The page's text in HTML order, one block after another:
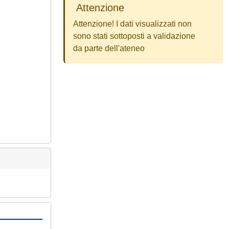
Attenzione
Attenzione! I dati visualizzati non
sono stati sottoposti a validazione
da parte dell'ateneo